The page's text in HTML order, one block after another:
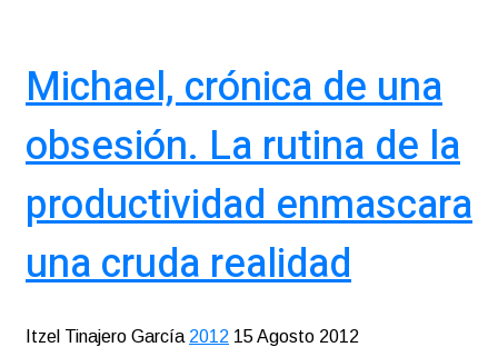
Michael, crónica de una
obsesión. La rutina de la
productividad enmascara
una cruda realidad
Itzel Tinajero García 2012 15 Agosto 2012